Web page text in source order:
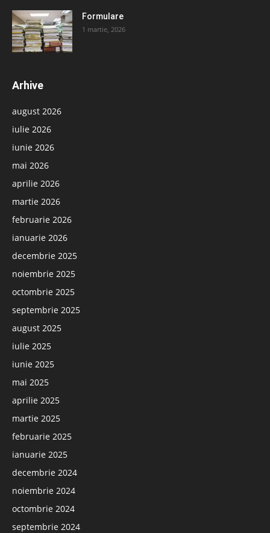
Formulare
1 martie, 2026
Arhive
august 2026
iulie 2026
iunie 2026
mai 2026
aprilie 2026
martie 2026
februarie 2026
ianuarie 2026
decembrie 2025
noiembrie 2025
octombrie 2025
septembrie 2025
august 2025
iulie 2025
iunie 2025
mai 2025
aprilie 2025
martie 2025
februarie 2025
ianuarie 2025
decembrie 2024
noiembrie 2024
octombrie 2024
septembrie 2024